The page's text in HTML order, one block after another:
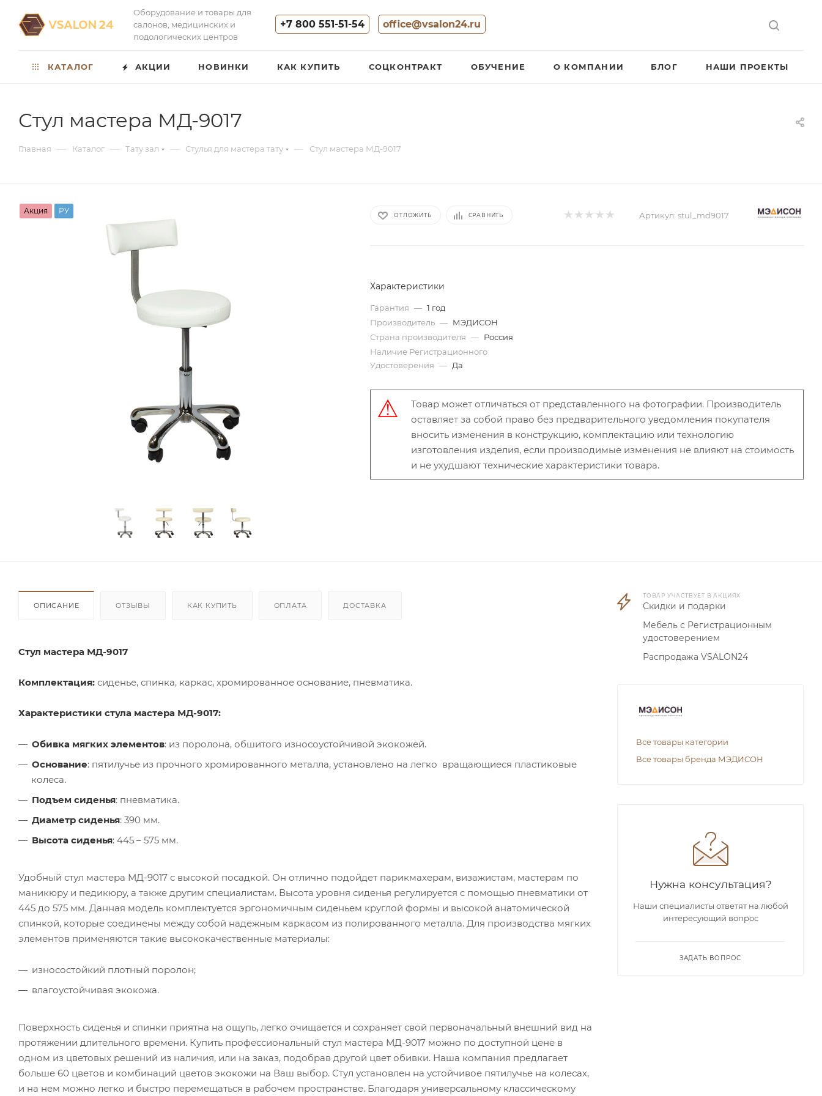
Оборудование и товары для
салонов, медицинских и
подологических центров
+7 800 551-51-54 office@vsalon24.ru
КАТАЛОГ АКЦИИ НОВИНКИ КАК КУПИТЬ СОЦКОНТРАКТ ОБУЧЕНИЕ О КОМПАНИИ БЛОГ НАШИ ПРОЕКТЫ
Стул мастера МД-9017
Главная — Каталог — Тату зал — Стулья для мастера тату — Стул мастера МД-9017
Акция РУ ОТЛОЖИТЬ СРАВНИТЬ Артикул: stul_md9017
Характеристики
Гарантия — 1 год
Производитель — МЭДИСОН
Страна производителя — Россия
Наличие Регистрационного
Удостоверения — Да
Товар может отличаться от представленного на фотографии. Производитель
оставляет за собой право без предварительного уведомления покупателя
вносить изменения в конструкцию, комплектацию или технологию
изготовления изделия, если производимые изменения не влияют на стоимость
и не ухудшают технические характеристики товара.
ОПИСАНИЕ ОТЗЫВЫ КАК КУПИТЬ ОПЛАТА ДОСТАВКА
Стул мастера МД-9017
Комплектация: сиденье, спинка, каркас, хромированное основание, пневматика.
Характеристики стула мастера МД-9017:
Обивка мягких элементов: из поролона, обшитого износоустойчивой экокожей.
Основание: пятилучье из прочного хромированного металла, установлено на легко вращающиеся пластиковые
колеса.
Подъем сиденья: пневматика.
Диаметр сиденья: 390 мм.
Высота сиденья: 445 – 575 мм.
Удобный стул мастера МД-9017 с высокой посадкой. Он отлично подойдет парикмахерам, визажистам, мастерам по
маникюру и педикюру, а также другим специалистам. Высота уровня сиденья регулируется с помощью пневматики от
445 до 575 мм. Данная модель комплектуется эргономичным сиденьем круглой формы и высокой анатомической
спинкой, которые соединены между собой надежным каркасом из полированного металла. Для производства мягких
элементов применяются такие высококачественные материалы:
износостойкий плотный поролон;
влагоустойчивая экокожа.
Поверхность сиденья и спинки приятна на ощупь, легко очищается и сохраняет свой первоначальный внешний вид на
протяжении длительного времени. Купить профессиональный стул мастера МД-9017 можно по доступной цене в
одном из цветовых решений из наличия, или на заказ, подобрав другой цвет обивки. Наша компания предлагает
больше 60 цветов и комбинаций цветов экокожи на Ваш выбор. Стул установлен на устойчивое пятилучье на колесах,
и на нем можно легко и быстро перемещаться в рабочем пространстве. Благодаря универсальному классическому
ТОВАР УЧАСТВУЕТ В АКЦИЯХ
Скидки и подарки
Мебель с Регистрационным
удостоверением
Распродажа VSALON24
Все товары категории
Все товары бренда МЭДИСОН
Нужна консультация?
Наши специалисты ответят на любой
интересующий вопрос
ЗАДАТЬ ВОПРОС